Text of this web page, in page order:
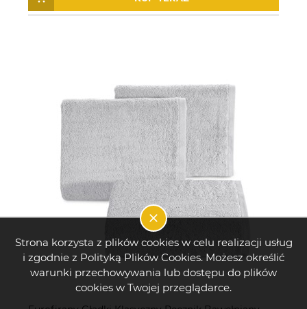
Strona korzysta z plików cookies w celu realizacji usług
i zgodnie z Polityką Plików Cookies. Możesz określić
warunki przechowywania lub dostępu do plików
cookies w Twojej przeglądarce.